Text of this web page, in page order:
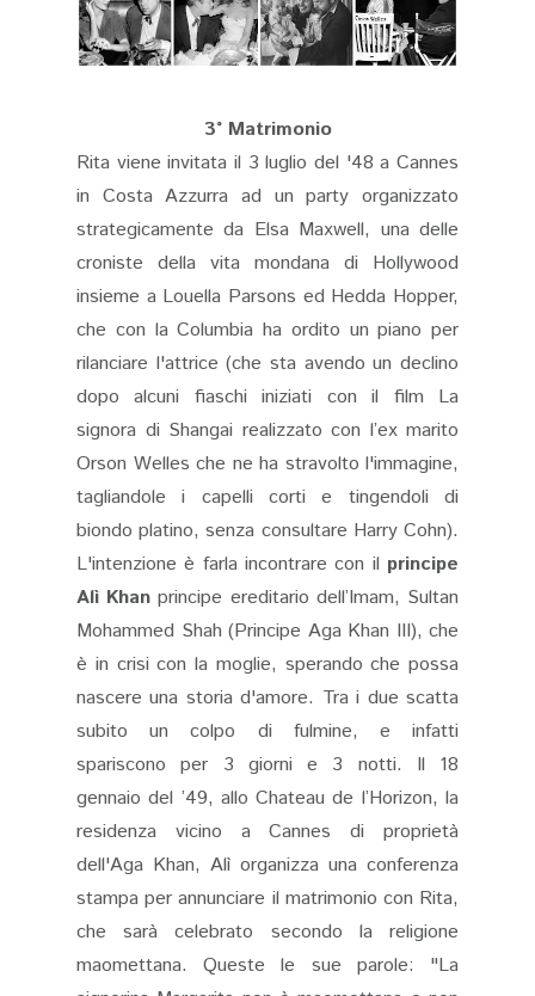
3° Matrimonio
Rita viene invitata il 3 luglio del '48 a Cannes
in Costa Azzurra ad un party organizzato
strategicamente da Elsa Maxwell, una delle
croniste della vita mondana di Hollywood
insieme a Louella Parsons ed Hedda Hopper,
che con la Columbia ha ordito un piano per
rilanciare l'attrice (che sta avendo un declino
dopo alcuni fiaschi iniziati con il film La
signora di Shangai realizzato con l’ex marito
Orson Welles che ne ha stravolto l'immagine,
tagliandole i capelli corti e tingendoli di
biondo platino, senza consultare Harry Cohn).
L'intenzione è farla incontrare con il principe
Alì Khan principe ereditario dell’Imam, Sultan
Mohammed Shah (Principe Aga Khan III), che
è in crisi con la moglie, sperando che possa
nascere una storia d'amore. Tra i due scatta
subito un colpo di fulmine, e infatti
spariscono per 3 giorni e 3 notti. Il 18
gennaio del ’49, allo Chateau de l’Horizon, la
residenza vicino a Cannes di proprietà
dell'Aga Khan, Alì organizza una conferenza
stampa per annunciare il matrimonio con Rita,
che sarà celebrato secondo la religione
maomettana. Queste le sue parole: "La